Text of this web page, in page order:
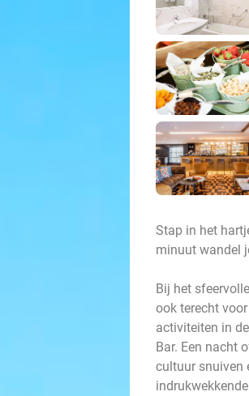
Stap in het
minuut wandel
Bij het
ook terecht
activiteiten in
Bar. Een nacht
cultuur snuiven